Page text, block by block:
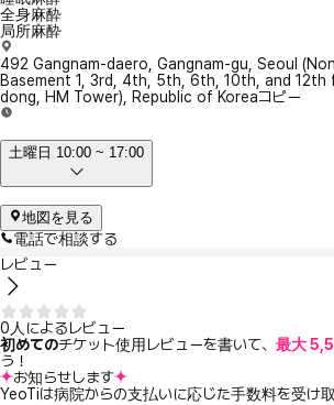
全身麻酔
局所麻酔
492 Gangnam-daero, Gangnam-gu, Seoul
Basement 1, 3rd, 4th, 5th, 6th, 10th, and 12th
dong, HM Tower), Republic of Koreaコピー
土曜日 10:00 ~ 17:00
地図を見る
電話で相談する
レビュー
0人によるレビュー
初めてのチケット使用レビューを書いて、 最大
う！
お知らせします
YeoTiは病院からの支払いに応じた手数料を受け取